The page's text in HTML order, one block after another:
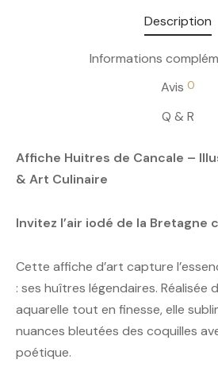
Description
Informations
Avis 0
Q & R
Affiche Huitres de Cancale –
& Art Culinaire
Invitez l’air iodé de la Bretagne
Cette affiche d’art capture
: ses huîtres légendaires. Réalisée
aquarelle tout en finesse, elle
nuances bleutées des coquilles
poétique.